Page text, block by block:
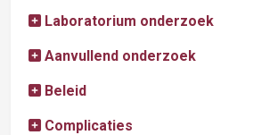
Laboratorium onderzoek
Aanvullend onderzoek
Beleid
Complicaties